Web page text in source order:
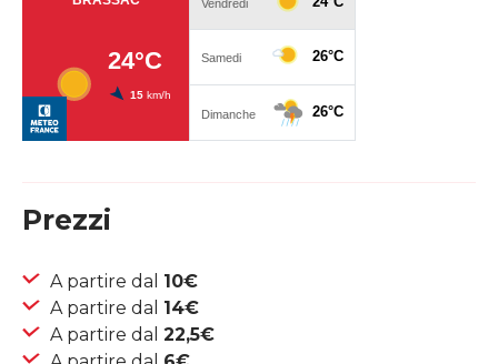
Prezzi
A partire dal 10€
A partire dal 14€
A partire dal 22,5€